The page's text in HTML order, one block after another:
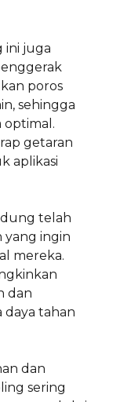
ini juga
poros
sehingga
optimal.
getaran
aplikasi
telah
yang ingin
mereka.
dan
daya tahan
dan
sering